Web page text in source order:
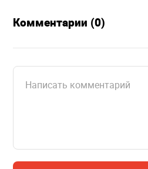
Комментарии (0)